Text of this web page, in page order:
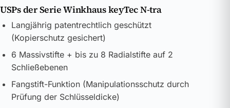
USPs der Serie Winkhaus keyTec N-tra
Langjährig patentrechtlich geschützt
(Kopierschutz gesichert)
6 Massivstifte + bis zu 8 Radialstifte auf 2
Schließebenen
Fangstift-Funktion (Manipulationsschutz durch
Prüfung der Schlüsseldicke)